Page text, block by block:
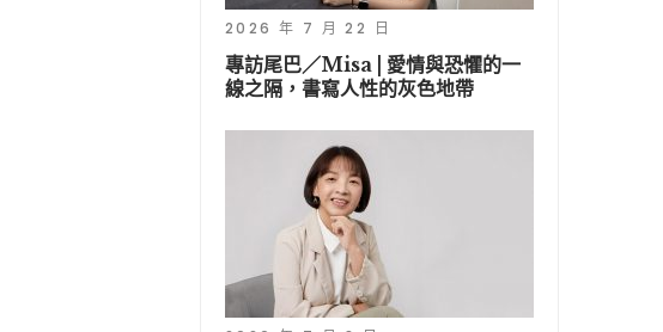
2026 年 7 月 22 日
專訪尾巴／Misa | 愛情與恐懼的一
線之隔，書寫人性的灰色地帶